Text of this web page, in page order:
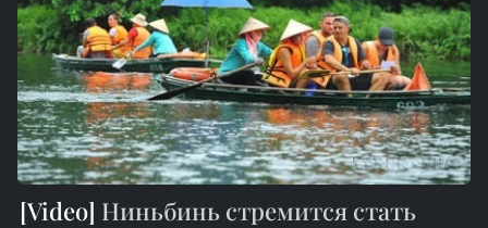
Ниньбинь стремится стать